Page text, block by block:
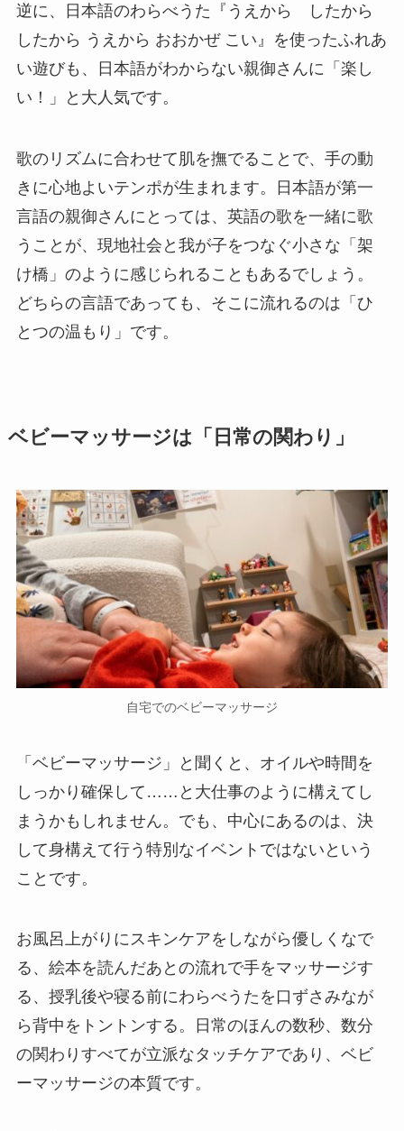
逆に、日本語のわらべうた『うえから したから
したから うえから おおかぜ こい』を使ったふれあ
い遊びも、日本語がわからない親御さんに「楽し
い！」と大人気です。
歌のリズムに合わせて肌を撫でることで、手の動
きに心地よいテンポが生まれます。日本語が第一
言語の親御さんにとっては、英語の歌を一緒に歌
うことが、現地社会と我が子をつなぐ小さな「架
け橋」のように感じられることもあるでしょう。
どちらの言語であっても、そこに流れるのは「ひ
とつの温もり」です。
ベビーマッサージは「日常の関わり」
自宅でのベビーマッサージ
「ベビーマッサージ」と聞くと、オイルや時間を
しっかり確保して……と大仕事のように構えてし
まうかもしれません。でも、中心にあるのは、決
して身構えて行う特別なイベントではないという
ことです。
お風呂上がりにスキンケアをしながら優しくなで
る、絵本を読んだあとの流れで手をマッサージす
る、授乳後や寝る前にわらべうたを口ずさみなが
ら背中をトントンする。日常のほんの数秒、数分
の関わりすべてが立派なタッチケアであり、ベビ
ーマッサージの本質です。